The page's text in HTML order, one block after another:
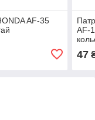
AF-35
AF-
47